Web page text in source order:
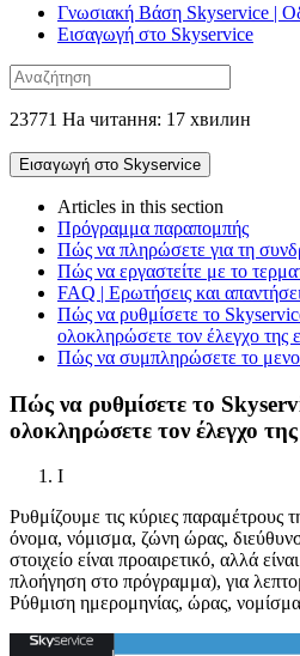
Γνωσιακή Βάση Skyservice |
Εισαγωγή στο Skyservice
23771 На читання: 17 хвилин
Εισαγωγή στο Skyservice
Articles in this section
Πρόγραμμα παραπομπής
Πώς να πληρώσετε για τη
Πώς να εργαστείτε με το
FAQ | Ερωτήσεις και
Πώς να ρυθμίσετε το
ολοκληρώσετε τον έλεγχο της
Πώς να συμπληρώσετε το
Πώς να ρυθμίσετε το
ολοκληρώσετε τον έλεγχο
I
Ρυθμίζουμε τις κύριες παραμέτρους
όνομα, νόμισμα, ζώνη ώρας,
στοιχείο είναι προαιρετικό, αλλά
πλοήγηση στο πρόγραμμα), για
Ρύθμιση ημερομηνίας, ώρας,